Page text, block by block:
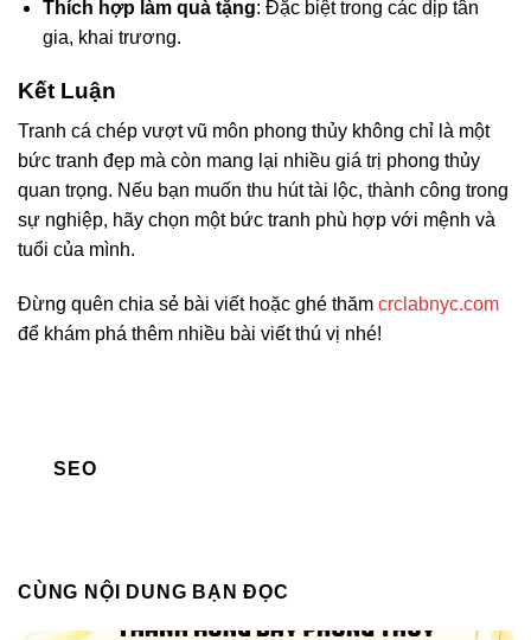
Thích hợp làm quà tặng: Đặc biệt trong các dịp tân
gia, khai trương.
Kết Luận
Tranh cá chép vượt vũ môn phong thủy không chỉ là một
bức tranh đẹp mà còn mang lại nhiều giá trị phong thủy
quan trọng. Nếu bạn muốn thu hút tài lộc, thành công trong
sự nghiệp, hãy chọn một bức tranh phù hợp với mệnh và
tuổi của mình.
Đừng quên chia sẻ bài viết hoặc ghé thăm crclabnyc.com
để khám phá thêm nhiều bài viết thú vị nhé!
SEO
CÙNG NỘI DUNG BẠN ĐỌC